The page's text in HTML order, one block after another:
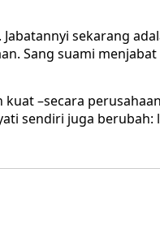
sekarang
Sang suami
–secara
sendiri juga berubah: